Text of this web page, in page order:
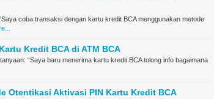
coba transaksi dengan kartu kredit BCA menggunakan metode
Kredit BCA di ATM BCA
“Saya baru menerima kartu kredit BCA tolong info bagaimana
Otentikasi Aktivasi PIN Kartu Kredit BCA